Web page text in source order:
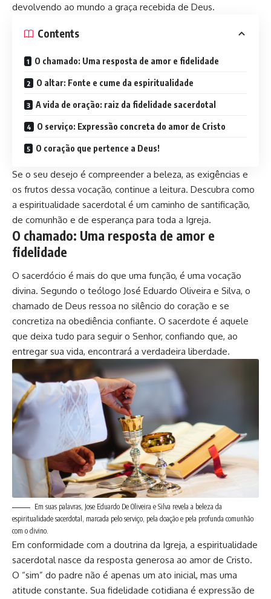
devolvendo ao mundo a graça recebida de Deus.
Contents
O chamado: Uma resposta de amor e fidelidade
O altar: Fonte e cume da espiritualidade
A vida de oração: raiz da fidelidade sacerdotal
O serviço: Expressão concreta do amor de Cristo
O coração que pertence a Deus!
Se o seu desejo é compreender a beleza, as exigências e
os frutos dessa vocação, continue a leitura. Descubra como
a espiritualidade sacerdotal é um caminho de santificação,
de comunhão e de esperança para toda a Igreja.
O chamado: Uma resposta de amor e
fidelidade
O sacerdócio é mais do que uma função, é uma vocação
divina. Segundo o teólogo José Eduardo Oliveira e Silva, o
chamado de Deus ressoa no silêncio do coração e se
concretiza na obediência confiante. O sacerdote é aquele
que deixa tudo para seguir o Senhor, confiando que, ao
entregar sua vida, encontrará a verdadeira liberdade.
Em suas palavras, Jose Eduardo De Oliveira e Silva revela a beleza da
espiritualidade sacerdotal, marcada pelo serviço, pela doação e pela profunda comunhão
com o divino.
Em conformidade com a doutrina da Igreja, a espiritualidade
sacerdotal nasce da resposta generosa ao amor de Cristo.
O “sim” do padre não é apenas um ato inicial, mas uma
atitude constante. Sua fidelidade cotidiana é expressão de